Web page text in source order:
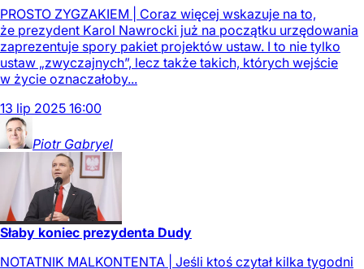
PROSTO ZYGZAKIEM | Coraz więcej wskazuje na to,
że prezydent Karol Nawrocki już na początku urzędowania
zaprezentuje spory pakiet projektów ustaw. I to nie tylko
ustaw „zwyczajnych”, lecz także takich, których wejście
w życie oznaczałoby...
13 lip 2025 16:00
Piotr Gabryel
Słaby koniec prezydenta Dudy
NOTATNIK MALKONTENTA | Jeśli ktoś czytał kilka tygodni